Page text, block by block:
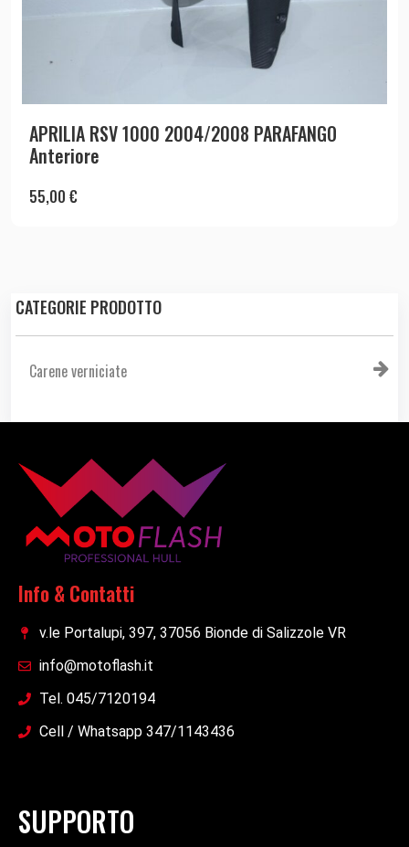
CATEGORIE PRODOTTO
Carene verniciate
APRILIA RSV 1000 2004/2008 PARAFANGO
Anteriore
55,00 €
Info & Contatti
v.le Portalupi, 397, 37056 Bionde di Salizzole VR
info@motoflash.it
Tel. 045/7120194
Cell / Whatsapp 347/1143436
SUPPORTO